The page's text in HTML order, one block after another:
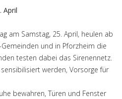
April
am Samstag, 25. April, heulen ab
und in Pforzheim die
testen dabei das Sirenennetz.
werden, Vorsorge für
bewahren, Türen und Fenster